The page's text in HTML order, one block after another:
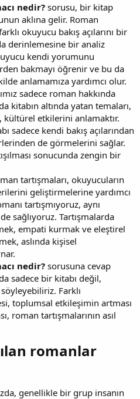
nedir? sorusu, bir kitap
aklına gelir. Roman
okuyucu bakış açılarını bir
derinlemesine bir analiz
kendi yorumunu
bakmayı öğrenir ve bu da
anlamamıza yardımcı olur.
sadece roman hakkında
kitabın altında yatan temaları,
etkilerini anlamaktır.
sadece kendi bakış açılarından
de görmelerini sağlar.
sonucunda zengin bir
tartışmaları, okuyucuların
geliştirmelerine yardımcı
tartışmıyoruz, aynı
sağlıyoruz. Tartışmalarda
empati kurmak ve eleştirel
aslında kişisel
nedir? sorusuna cevap
sadece bir kitabı değil,
Farklı
toplumsal etkileşimin artması
roman tartışmalarının asıl
romanlar
genellikle bir grup insanın